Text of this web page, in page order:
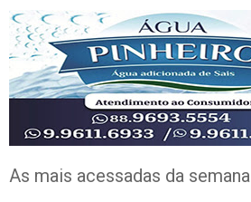
As mais acessadas da semana